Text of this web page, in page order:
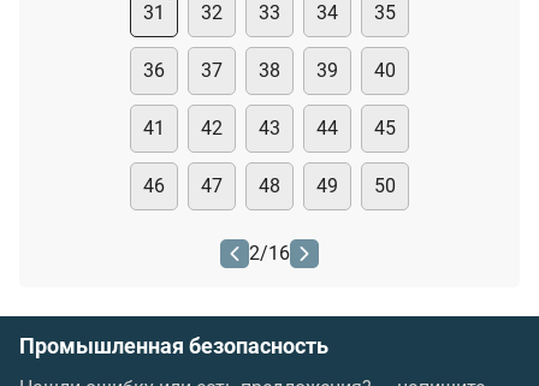
31 32 33 34 35
36 37 38 39 40
41 42 43 44 45
46 47 48 49 50
2/16
Промышленная безопасность